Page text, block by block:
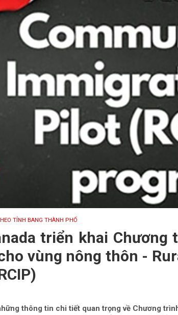
TỈNH BANG THÀNH PHỐ
triển khai Chương
vùng nông thôn -
thông tin chi tiết quan trọng về Chương